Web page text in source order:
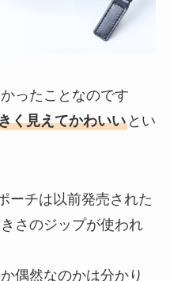
ったことなのです
く見えてかわいいとい
ーチは以前発売された
さのジップが使われ
偶然なのかは分かり